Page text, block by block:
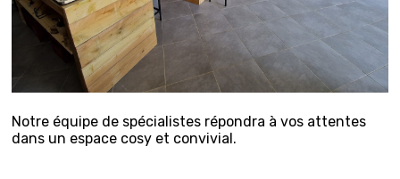
Notre équipe de spécialistes répondra à vos attentes
dans un espace cosy et convivial.